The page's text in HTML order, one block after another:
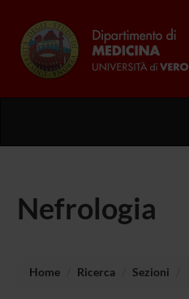
Nefrologia
Home Ricerca Sezioni